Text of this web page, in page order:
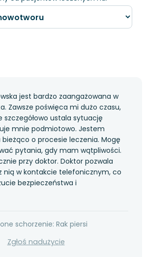
jest bardzo zaangażowana w
Zawsze poświęca mi dużo czasu,
szczegółowo ustala sytuację
mnie podmiotowo. Jestem
o procesie leczenia. Mogę
pytania, gdy mam wątpliwości.
przy doktor. Doktor pozwala
nią w kontakcie telefonicznym, co
bezpieczeństwa i
schorzenie: Rak piersi
Zgłoś nadużycie